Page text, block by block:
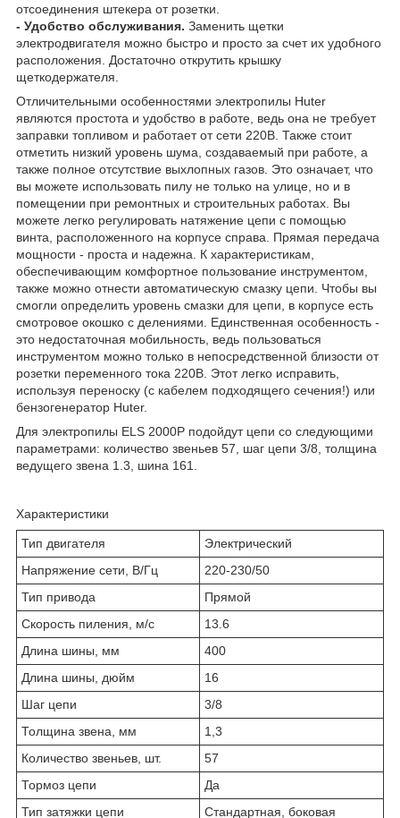
отсоединения штекера от розетки.
- Удобство обслуживания. Заменить щетки
электродвигателя можно быстро и просто за счет их удобного
расположения. Достаточно открутить крышку
щеткодержателя.
Отличительными особенностями электропилы Huter
являются простота и удобство в работе, ведь она не требует
заправки топливом и работает от сети 220В. Также стоит
отметить низкий уровень шума, создаваемый при работе, а
также полное отсутствие выхлопных газов. Это означает, что
вы можете использовать пилу не только на улице, но и в
помещении при ремонтных и строительных работах. Вы
можете легко регулировать натяжение цепи с помощью
винта, расположенного на корпусе справа. Прямая передача
мощности - проста и надежна. К характеристикам,
обеспечивающим комфортное пользование инструментом,
также можно отнести автоматическую смазку цепи. Чтобы вы
смогли определить уровень смазки для цепи, в корпусе есть
смотровое окошко с делениями. Единственная особенность -
это недостаточная мобильность, ведь пользоваться
инструментом можно только в непосредственной близости от
розетки переменного тока 220В. Этот легко исправить,
используя переноску (с кабелем подходящего сечения!) или
бензогенератор Huter.
Для электропилы ELS 2000P подойдут цепи со следующими
параметрами: количество звеньев 57, шаг цепи 3/8, толщина
ведущего звена 1.3, шина 161.
Характеристики
Тип двигателя
Электрический
Напряжение сети, В/Гц
220-230/50
Тип привода
Прямой
Скорость пиления, м/с
13.6
Длина шины, мм
400
Длина шины, дюйм
16
Шаг цепи
3/8
Толщина звена, мм
1,3
Количество звеньев, шт.
57
Тормоз цепи
Да
Тип затяжки цепи
Стандартная, боковая